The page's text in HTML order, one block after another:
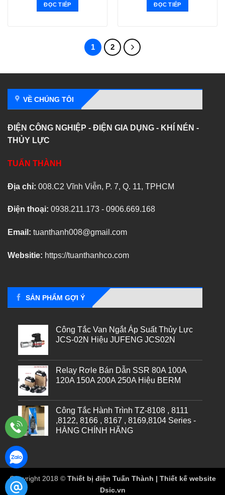
ĐỌC TIẾP ĐỌC TIẾP
1 2
VỀ CHÚNG TÔI
ĐIỆN CÔNG NGHIỆP - ĐIỆN GIA DỤNG - KHÍ NÉN -
THỦY LỰC
TUẤN THÀNH
Địa chỉ: 008.C2 Vĩnh Viễn, P. 7, Q. 11, TPHCM
Điện thoại: 0938.211.173 - 0906.669.168
Email: tuanthanh008@gmail.com
Websitie: https://tuanthanhco.com
SẢN PHẨM GỢI Ý
Công Tắc Van Ngắt Áp Suất Thủy Lực
JCS-02N Hiệu JUFENG JCS02N
Relay Rơle Bán Dẫn SSR 80A 100A
120A 150A 200A 250A Hiệu BERM
Công Tắc Hành Trình TZ-8108 , 8111
,8122, 8166 , 8167 , 8169,8104 Series -
HÀNG CHÍNH HÃNG
Copyright 2018 © Thiết bị điện Tuấn Thành | Thiết kế website
Dsic.vn